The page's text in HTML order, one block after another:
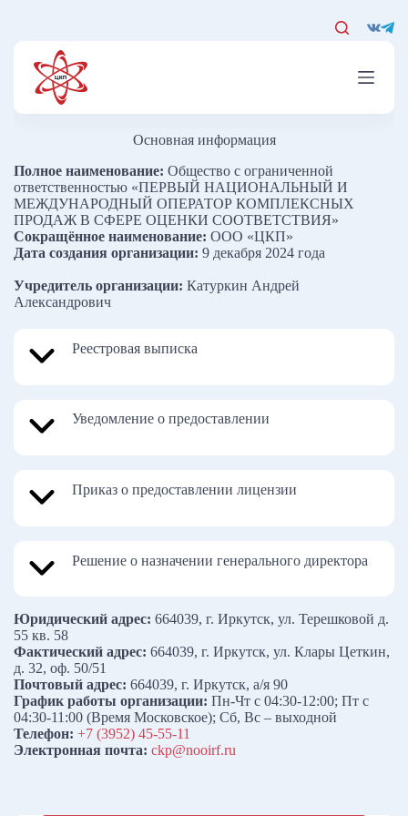
Основная информация
Полное наименование: Общество с ограниченной
ответственностью «ПЕРВЫЙ НАЦИОНАЛЬНЫЙ И
МЕЖДУНАРОДНЫЙ ОПЕРАТОР КОМПЛЕКСНЫХ
ПРОДАЖ В СФЕРЕ ОЦЕНКИ СООТВЕТСТВИЯ»
Сокращённое наименование: ООО «ЦКП»
Дата создания организации: 9 декабря 2024 года
Учредитель организации: Катуркин Андрей
Александрович
Реестровая выписка
Уведомление о предоставлении
Приказ о предоставлении лицензии
Решение о назначении генерального директора
Юридический адрес: 664039, г. Иркутск, ул. Терешковой д.
55 кв. 58
Фактический адрес: 664039, г. Иркутск, ул. Клары Цеткин,
д. 32, оф. 50/51
Почтовый адрес: 664039, г. Иркутск, а/я 90
График работы организации: Пн-Чт с 04:30-12:00; Пт с
04:30-11:00 (Время Московское); Сб, Вс – выходной
Телефон: +7 (3952) 45-55-11
Электронная почта: ckp@nooirf.ru